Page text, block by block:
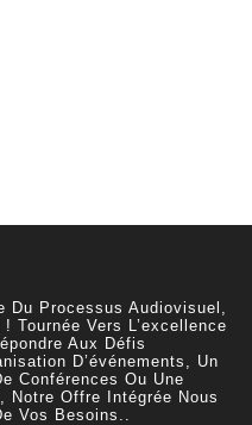
Du Processus Audiovisuel,
Tournée Vers L’excellence
Aux Défis
D’événements, Un
Conférences Ou Une
Notre Offre Intégrée Nous
Vos Besoins..